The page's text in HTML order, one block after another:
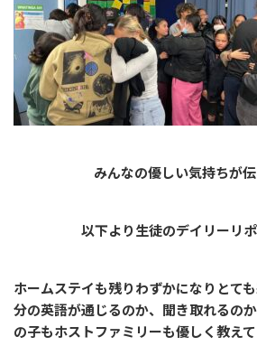
みんなの優しい気持ちが
以下より生徒のデイリーリポ
ホームステイも残りわずかになりとて
分の英語が通じるのか、聞き取れるの
の子もホストファミリーも優しく教えて